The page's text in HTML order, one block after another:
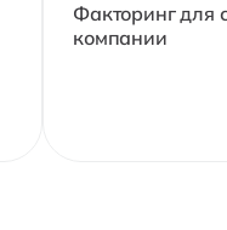
Факторинг для
компании